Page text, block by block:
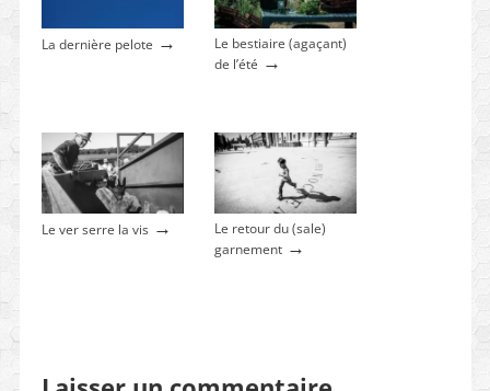
La dernière pelote →
Le bestiaire (agaçant)
de l’été →
Le ver serre la vis→
Le retour du (sale)
garnement→